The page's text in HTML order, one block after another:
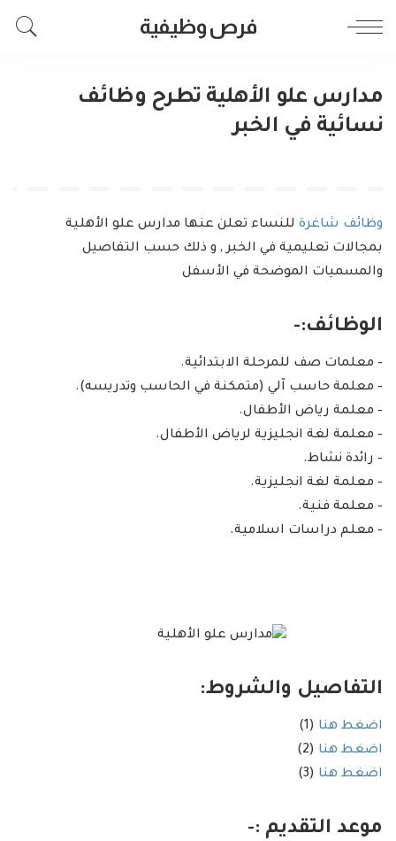
فرص وظيفية
مدارس علو الأهلية تطرح وظائف
نسائية في الخبر
وظائف شاغرة للنساء تعلن عنها مدارس علو الأهلية
بمجالات تعليمية في الخبر , و ذلك حسب التفاصيل
والمسميات الموضحة في الأسفل
الوظائف:-
– معلمات صف للمرحلة الابتدائية.
– معلمة حاسب آلي (متمكنة في الحاسب وتدريسه).
– معلمة رياض الأطفال.
– معلمة لغة انجليزية لرياض الأطفال.
– رائدة نشاط.
– معلمة لغة انجليزية.
– معلمة فنية.
– معلم دراسات اسلامية.
التفاصيل والشروط:
اضغط هنا (1)
اضغط هنا (2)
اضغط هنا (3)
موعد التقديم :-